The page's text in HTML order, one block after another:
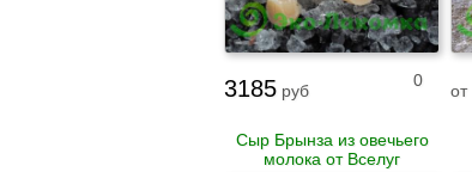
3185 руб
0
от
Сыр Брынза из овечьего
молока от Вселуг